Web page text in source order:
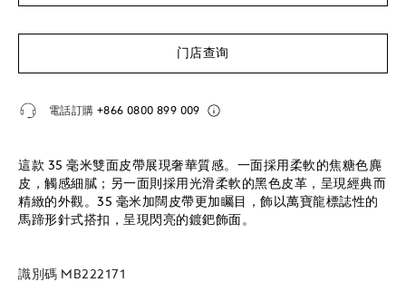
门店查询
電話訂購 +866 0800 899 009
這款 35 毫米雙面皮帶展現奢華質感。一面採用柔軟的焦糖色麂
皮，觸感細膩；另一面則採用光滑柔軟的黑色皮革，呈現經典而
精緻的外觀。35 毫米加闊皮帶更加矚目，飾以萬寶龍標誌性的
馬蹄形針式搭扣，呈現閃亮的鍍鈀飾面。
識別碼 MB222171